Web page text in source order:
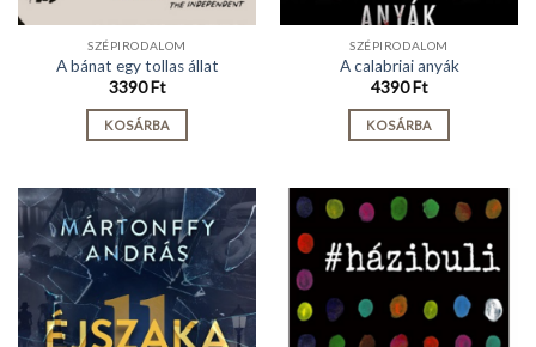
SZÉPIRODALOM
A bánat egy tollas állat
3390Ft
KOSÁRBA
SZÉPIRODALOM
A calabriai anyák
4390Ft
KOSÁRBA